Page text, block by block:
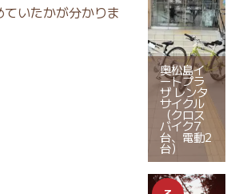
いたかが分かりま
奥松島イ
ートプラ
ザ レンタ
サイクル
（クロス
バイク7
台、電動2
台）